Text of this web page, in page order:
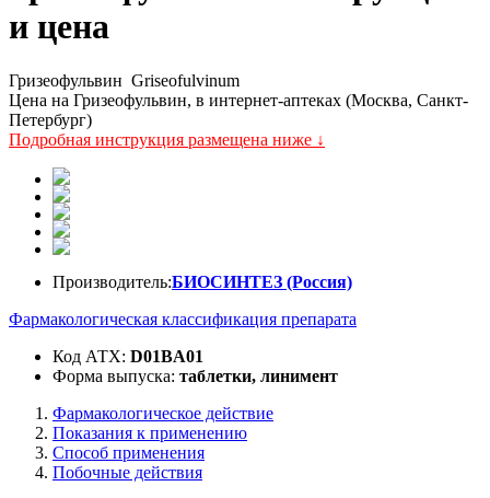
и цена
Гризеофульвин Griseofulvinum
Цена на Гризеофульвин, в интернет-аптеках (Москва, Санкт-
Петербург)
Подробная инструкция размещена ниже ↓
Производитель:БИОСИНТЕЗ (Россия)
Фармакологическая классификация препарата
Код АТХ: D01BA01
Форма выпуска: таблетки, линимент
Фармакологическое действие
Показания к применению
Способ применения
Побочные действия